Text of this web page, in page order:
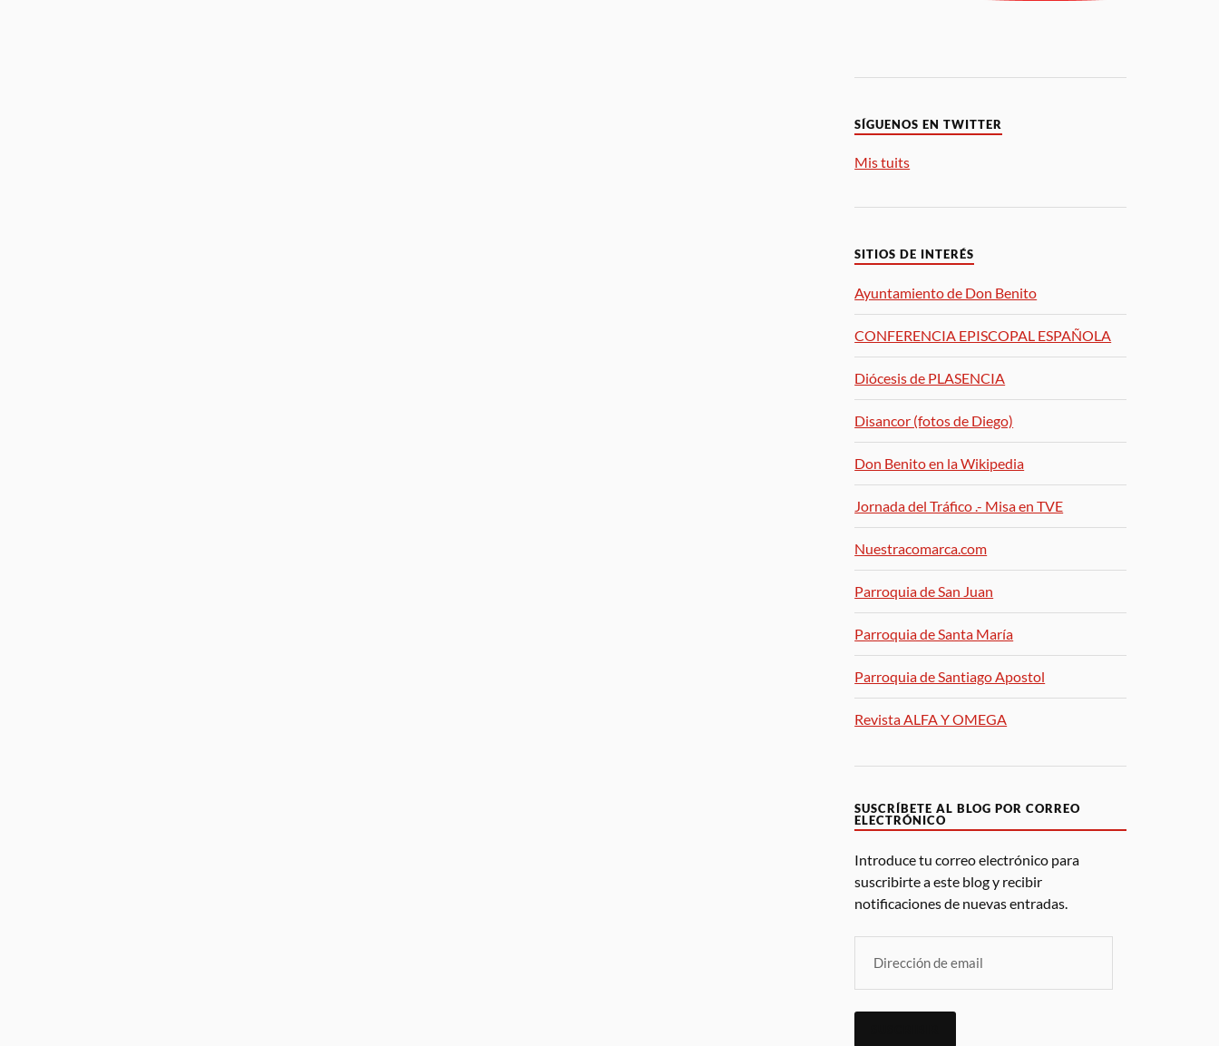
SÍGUENOS EN TWITTER
Mis tuits
SITIOS DE INTERÉS
Ayuntamiento de Don Benito
CONFERENCIA EPISCOPAL ESPAÑOLA
Diócesis de PLASENCIA
Disancor (fotos de Diego)
Don Benito en la Wikipedia
Jornada del Tráfico .- Misa en TVE
Nuestracomarca.com
Parroquia de San Juan
Parroquia de Santa María
Parroquia de Santiago Apostol
Revista ALFA Y OMEGA
SUSCRÍBETE AL BLOG POR CORREO
ELECTRÓNICO
Introduce tu correo electrónico para
suscribirte a este blog y recibir
notificaciones de nuevas entradas.